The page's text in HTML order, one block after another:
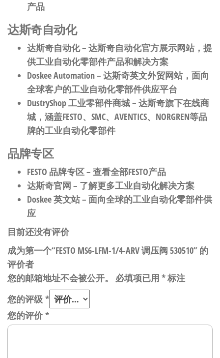
产品
达斯奇自动化
达斯奇自动化– 达斯奇自动化官方展示网站，提
供工业自动化零部件产品和解决方案
Doskee Automation– 达斯奇英文外贸网站，面向
全球客户的工业自动化零部件供应平台
DustryShop 工业零部件商城– 达斯奇旗下在线商
城，涵盖FESTO、SMC、AVENTICS、NORGREN等品
牌的工业自动化零部件
品牌专区
FESTO 品牌专区– 查看全部FESTO产品
达斯奇官网 – 了解更多工业自动化解决方案
Doskee 英文站– 面向全球的工业自动化零部件供
应
目前还没有评价
成为第一个“FESTO MS6-LFM-1/4-ARV 调压阀 530510” 的
评价者
您的邮箱地址不会被公开。
必填项已用 *标注
您的评级 *
您的评价*